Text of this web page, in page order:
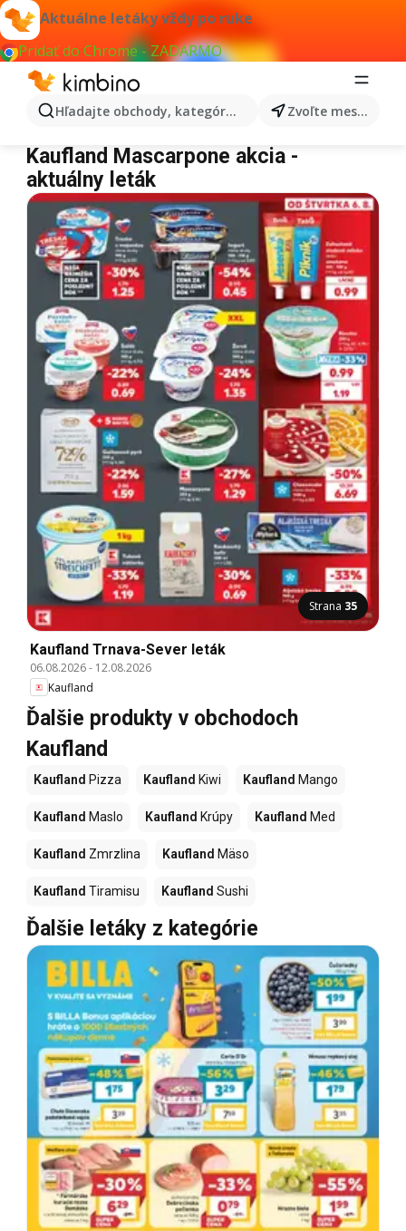
Aktuálne letáky vždy po ruke
Pridať do Chrome - ZADARMO
Hľadajte obchody, kategórie, produkty... Zvoľte mesto
Kaufland Mascarpone
Kaufland Mascarpone akcia -
aktuálny leták
Strana 35
Kaufland Trnava-Sever leták
06.08.2026- 12.08.2026
Kaufland
Ďalšie produkty v obchodoch
Kaufland
Kaufland Pizza Kaufland Kiwi Kaufland Mango
Kaufland Maslo Kaufland Krúpy Kaufland Med
Kaufland Zmrzlina Kaufland Mäso
Kaufland Tiramisu Kaufland Sushi
Ďalšie letáky z kategórie